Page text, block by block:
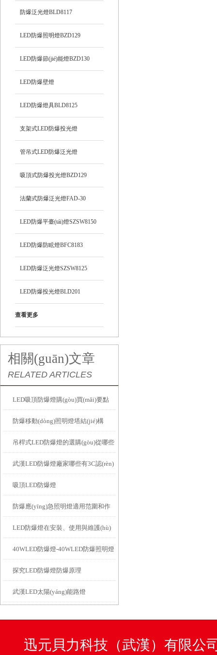
防爆泛光燈BLD8117
LED防爆照明燈BZD129
LED防爆節(jié)能燈BZD130
LED防爆壁燈
LED防爆燈具BLD8125
支架式LED防爆投光燈
管吊式LED防爆泛光燈
吸頂式防爆投光燈BZD129
法蘭式防爆泛光燈FAD-30
LED防爆平臺(tái)燈SZSW8150
LED防爆防眩燈BFC8183
LED防爆泛光燈SZSW8125
LED防爆投光燈BLD201
查看更多
相關(guān)文章
RELATED ARTICLES
LED吸頂防爆燈購(gòu)買(mǎi)要點
(diǎn)
防爆移動(dòng)照明燈塔結(jié)構
(gòu)特性都有什么？
吊桿式LED防爆燈的選購(gòu)從哪些
方面考慮
武漢LED防爆燈廠家哪些有3C認(rèn)
證的
吸頂LED防爆燈
防爆應(yīng)急照明燈適用范圍和作
用原理分別是什么？
LED防爆燈在安裝、使用與維護(hù)
上有哪些特殊要求
40WLED防爆燈-40WLED防爆照明燈
探究LED防爆燈防爆原理
武漢LED太陽(yáng)能路燈
迅元貝力科技（武漢）有限公